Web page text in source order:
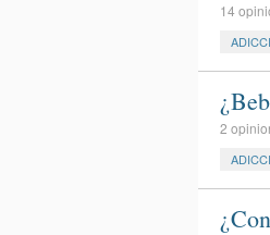
14
2